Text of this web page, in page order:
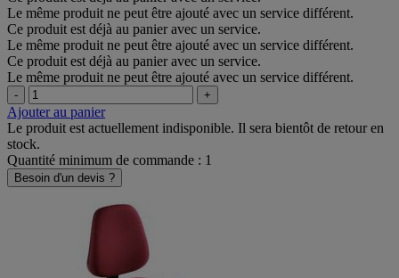
Le même produit ne peut être ajouté avec un service différent.
Ce produit est déjà au panier avec un service.
Le même produit ne peut être ajouté avec un service différent.
Ce produit est déjà au panier avec un service.
Le même produit ne peut être ajouté avec un service différent.
- +
Ajouter au panier
Le produit est actuellement indisponible. Il sera bientôt de retour en
stock.
Quantité minimum de commande : 1
Besoin d'un devis ?